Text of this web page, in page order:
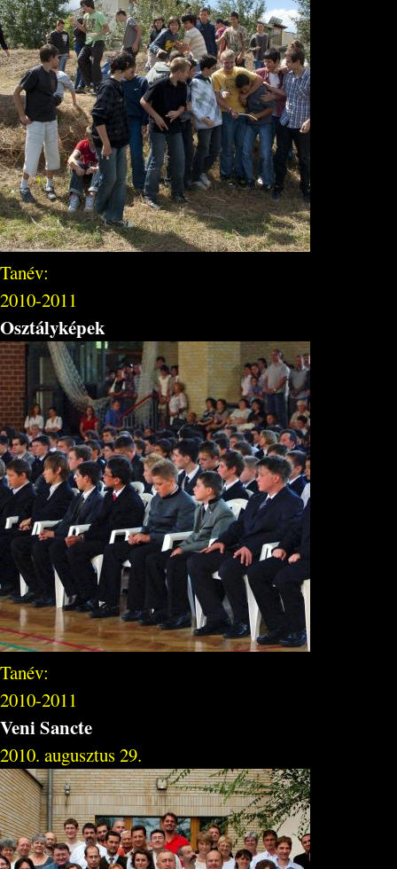
Tanév:
2010-2011
Osztályképek
Tanév:
2010-2011
Veni Sancte
2010. augusztus 29.